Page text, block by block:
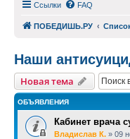
Ссылки FAQ
ПОБЕДИШЬ.РУ
Наши
Новая тема
ОБЪЯВЛЕНИЯ
Кабинет врача
Владислав К. » 09